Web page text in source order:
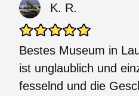
K. R.
Bestes Museum in
ist unglaublich und
fesselnd und die